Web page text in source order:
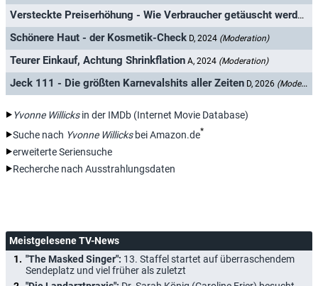
Versteckte Preiserhöhung - Wie Verbraucher getäuscht werden
Schönere Haut - der Kosmetik-Check D, 2024 (Moderation)
Teurer Einkauf, Achtung Shrinkflation A, 2024 (Moderation)
Jeck 111 - Die größten Karnevalshits aller Zeiten D, 2026 (Moderation)
Yvonne Willicksin der IMDb (Internet Movie Database)
Suche nach Yvonne Willicksbei Amazon.de*
erweiterte Seriensuche
Recherche nach Ausstrahlungsdaten
Meistgelesene TV-News
"The Masked Singer": 13. Staffel startet auf überraschendem
Sendeplatz und viel früher als zuletzt